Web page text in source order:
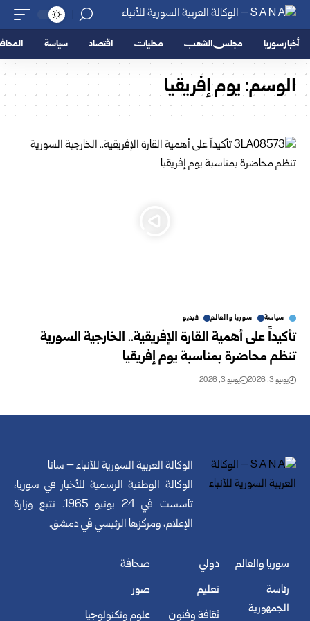
أخبار سوريا مجلس الشعب محليات اقتصاد سياسة
الوسم:يوم ‏إفريقيا
سياسة سوريا والعالم فيديو
تأكيداً على أهمية القارة الإفريقية.. الخارجية السورية
تنظم ‏محاضرة بمناسبة يوم إفريقيا
يونيو 3, 2026 يونيو 3, 2026
الوكالة العربية السورية للأنباء – سانا
الوكالة الوطنية الرسمية للأخبار في سوريا،
تأسست في 24 يونيو 1965. تتبع وزارة
الإعلام، ومركزها الرئيسي في دمشق.
سوريا والعالم
رئاسة
الجمهورية
دولي
تعليم
ثقافة وفنون
صحافة
صور
علوم وتكنولوجيا